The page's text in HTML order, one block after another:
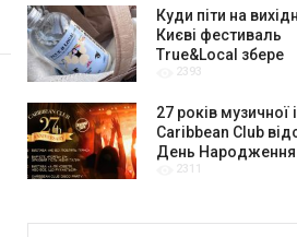
Куди піти на
Києві фестиваль
True&Local збере
крафтярів,
2393
27 років музичної
Caribbean Club
День Народження
благодійних подій
2311